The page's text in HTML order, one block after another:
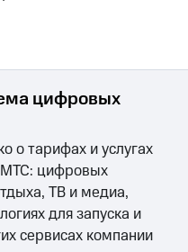
цифровых
о тарифах и услугах
МТС: цифровых
ТВ и медиа,
для запуска и
сервисах компании